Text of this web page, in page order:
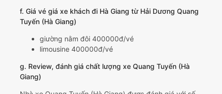
f. Giá vé giá xe khách đi Hà Giang từ Hải Dương Quang
Tuyến (Hà Giang)
giường nằm đôi 400000đ/vé
limousine 400000đ/vé
g. Review, đánh giá chất lượng xe Quang Tuyến (Hà
Giang)